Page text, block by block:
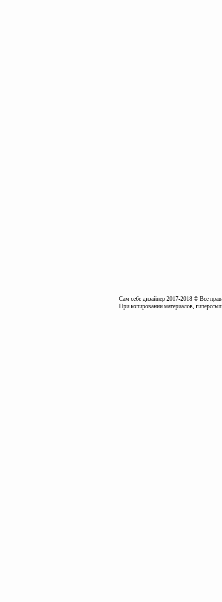
Сам себе дизайнер 2017-2018 © Все
При копировании материалов,